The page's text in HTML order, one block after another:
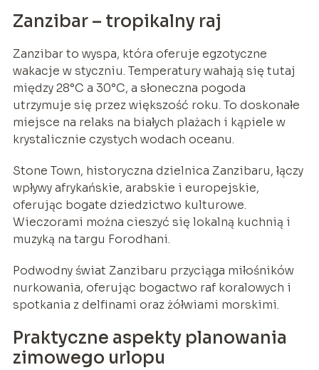
Zanzibar – tropikalny raj
Zanzibar to wyspa, która oferuje egzotyczne
wakacje w styczniu. Temperatury wahają się tutaj
między 28°C a 30°C, a słoneczna pogoda
utrzymuje się przez większość roku. To doskonałe
miejsce na relaks na białych plażach i kąpiele w
krystalicznie czystych wodach oceanu.
Stone Town, historyczna dzielnica Zanzibaru, łączy
wpływy afrykańskie, arabskie i europejskie,
oferując bogate dziedzictwo kulturowe.
Wieczorami można cieszyć się lokalną kuchnią i
muzyką na targu Forodhani.
Podwodny świat Zanzibaru przyciąga miłośników
nurkowania, oferując bogactwo raf koralowych i
spotkania z delfinami oraz żółwiami morskimi.
Praktyczne aspekty planowania
zimowego urlopu